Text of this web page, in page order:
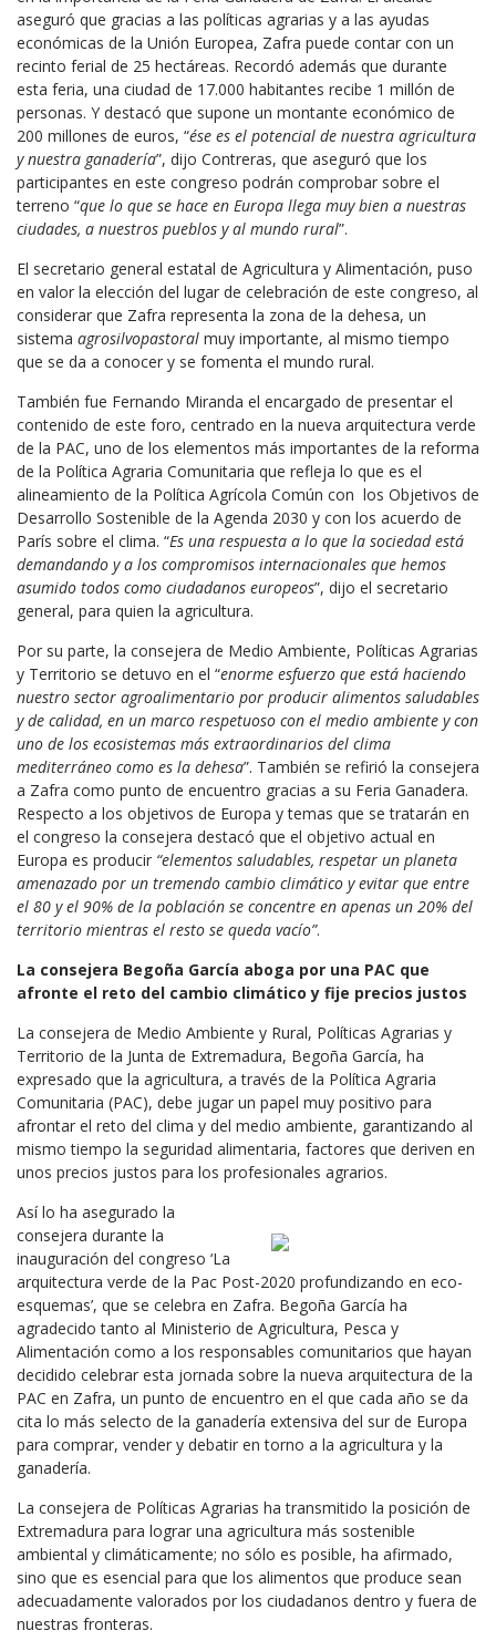
aseguró que gracias a las políticas agrarias y a las ayudas
económicas de la Unión Europea, Zafra puede contar con un
recinto ferial de 25 hectáreas. Recordó además que durante
esta feria, una ciudad de 17.000 habitantes recibe 1 millón de
personas. Y destacó que supone un montante económico de
200 millones de euros, “ése es el potencial de nuestra agricultura
y nuestra ganadería”, dijo Contreras, que aseguró que los
participantes en este congreso podrán comprobar sobre el
terreno “que lo que se hace en Europa llega muy bien a nuestras
ciudades, a nuestros pueblos y al mundo rural”.
El secretario general estatal de Agricultura y Alimentación, puso
en valor la elección del lugar de celebración de este congreso, al
considerar que Zafra representa la zona de la dehesa, un
sistema agrosilvopastoral muy importante, al mismo tiempo
que se da a conocer y se fomenta el mundo rural.
También fue Fernando Miranda el encargado de presentar el
contenido de este foro, centrado en la nueva arquitectura verde
de la PAC, uno de los elementos más importantes de la reforma
de la Política Agraria Comunitaria que refleja lo que es el
alineamiento de la Política Agrícola Común con los Objetivos de
Desarrollo Sostenible de la Agenda 2030 y con los acuerdo de
París sobre el clima. “Es una respuesta a lo que la sociedad está
demandando y a los compromisos internacionales que hemos
asumido todos como ciudadanos europeos”, dijo el secretario
general, para quien la agricultura.
Por su parte, la consejera de Medio Ambiente, Políticas Agrarias
y Territorio se detuvo en el “enorme esfuerzo que está haciendo
nuestro sector agroalimentario por producir alimentos saludables
y de calidad, en un marco respetuoso con el medio ambiente y con
uno de los ecosistemas más extraordinarios del clima
mediterráneo como es la dehesa”. También se refirió la consejera
a Zafra como punto de encuentro gracias a su Feria Ganadera.
Respecto a los objetivos de Europa y temas que se tratarán en
el congreso la consejera destacó que el objetivo actual en
Europa es producir “elementos saludables, respetar un planeta
amenazado por un tremendo cambio climático y evitar que entre
el 80 y el 90% de la población se concentre en apenas un 20% del
territorio mientras el resto se queda vacío”.
La consejera Begoña García aboga por una PAC que
afronte el reto del cambio climático y fije precios justos
La consejera de Medio Ambiente y Rural, Políticas Agrarias y
Territorio de la Junta de Extremadura, Begoña García, ha
expresado que la agricultura, a través de la Política Agraria
Comunitaria (PAC), debe jugar un papel muy positivo para
afrontar el reto del clima y del medio ambiente, garantizando al
mismo tiempo la seguridad alimentaria, factores que deriven en
unos precios justos para los profesionales agrarios.
Así lo ha asegurado la
consejera durante la
inauguración del congreso ‘La
arquitectura verde de la Pac Post-2020 profundizando en eco-
esquemas’, que se celebra en Zafra. Begoña García ha
agradecido tanto al Ministerio de Agricultura, Pesca y
Alimentación como a los responsables comunitarios que hayan
decidido celebrar esta jornada sobre la nueva arquitectura de la
PAC en Zafra, un punto de encuentro en el que cada año se da
cita lo más selecto de la ganadería extensiva del sur de Europa
para comprar, vender y debatir en torno a la agricultura y la
ganadería.
La consejera de Políticas Agrarias ha transmitido la posición de
Extremadura para lograr una agricultura más sostenible
ambiental y climáticamente; no sólo es posible, ha afirmado,
sino que es esencial para que los alimentos que produce sean
adecuadamente valorados por los ciudadanos dentro y fuera de
nuestras fronteras.